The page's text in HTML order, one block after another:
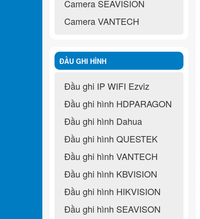
Camera SEAVISION
Camera VANTECH
ĐẦU GHI HÌNH
Đầu ghi IP WIFI Ezviz
Đầu ghi hình HDPARAGON
Đầu ghi hình Dahua
Đầu ghi hình QUESTEK
Đầu ghi hình VANTECH
Đầu ghi hình KBVISION
Đầu ghi hình HIKVISION
Đầu ghi hình SEAVISON